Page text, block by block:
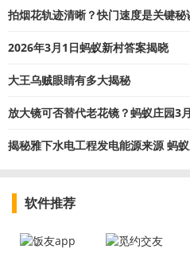
拍烟花轨迹清晰？快门速度是关键秘
2026年3月1日蚂蚁新村答案揭晓
大王乌贼眼睛有多大揭秘
放大镜可否替代老花镜？蚂蚁庄园3
揭秘雅下水电工程发电能源来源 蚂
软件推荐